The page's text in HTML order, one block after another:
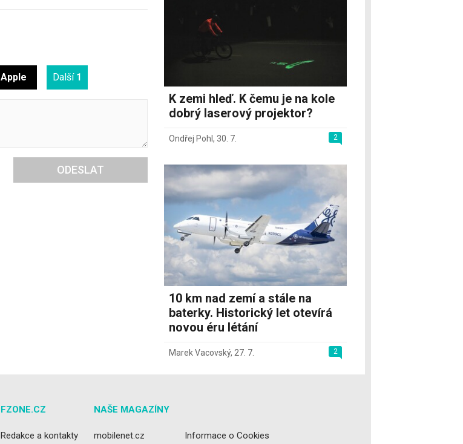
Apple Další 1
ODESLAT
K zemi hleď. K čemu je na kole
dobrý laserový projektor?
2
Ondřej Pohl, 30. 7.
10 km nad zemí a stále na
baterky. Historický let otevírá
novou éru létání
2
Marek Vacovský,27. 7.
FZONE.CZ
Redakce a kontakty
NAŠE MAGAZÍNY
mobilenet.cz Informace o Cookies